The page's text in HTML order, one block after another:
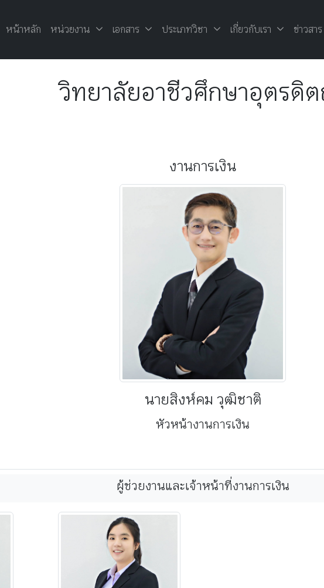
หน้าหลัก หน่วยงาน เอกสาร ประเภทวิชา เกี่ยวกับเรา ข่าวสาร
วิทยาลัยอาชีวศึกษาอุตรดิ
งานการเงิน
นายสิงห์คม วุฒิชาติ
หัวหน้างานการเงิน
ผู้ช่วยงานและเจ้าหน้าที่งานการเงิน